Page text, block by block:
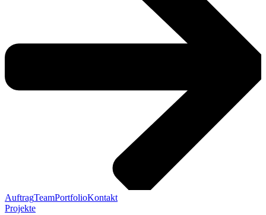
AuftragTeamPortfolioKontakt
Projekte